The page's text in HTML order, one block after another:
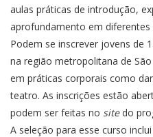
aulas práticas de introdução,
aprofundamento em diferentes
Podem se inscrever jovens de
na região metropolitana de
em práticas corporais como
teatro. As inscrições estão
podem ser feitas no sitedo
A seleção para esse curso